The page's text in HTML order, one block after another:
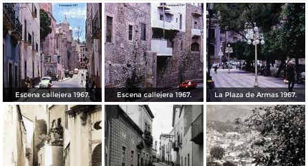
Escena callejera 1967. Escena callejera 1967. La Plaza de Armas 1967.